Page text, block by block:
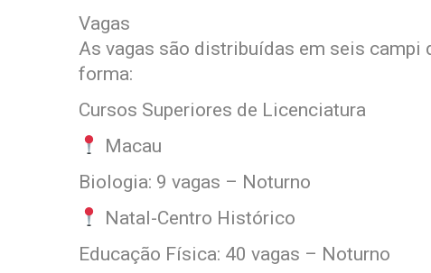
Vagas
As vagas são distribuídas em seis
forma:
Cursos Superiores de Licenciatura
Macau
Biologia: 9 vagas – Noturno
Natal-Centro Histórico
Educação Física: 40 vagas – Noturno